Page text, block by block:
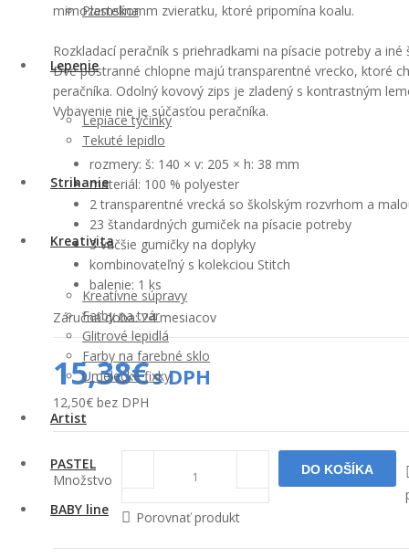
Plastelína
Lepenie
Lepiace tyčinky
Tekuté lepidlo
Strihanie
Kreativita
Kreatívne súpravy
Farby na tvár
Glitrové lepidlá
Farby na farebné sklo
Umelecké fixky
Artist
PASTEL
BABY line
mimozemskomm zvieratku, ktoré pripomína koalu.
Rozkladací peračník s priehradkami na písacie potreby a iné
Dve postranné chlopne majú transparentné vrecko, ktoré
peračníka. Odolný kovový zips je zladený s kontrastným
Vybavenie nie je súčasťou peračníka.
rozmery: š: 140 × v: 205 × h: 38 mm
materiál: 100 % polyester
2 transparentné vrecká so školským rozvrhom a
23 štandardných gumiček na písacie potreby
3 väčšie gumičky na doplyky
kombinovateľný s kolekciou Stitch
balenie: 1 ks
Záručná doba: 24 mesiacov
15,38€s DPH
12,50€ bez DPH
Množstvo
Porovnať produkt